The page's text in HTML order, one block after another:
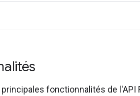
principales fonctionnalités de l'API